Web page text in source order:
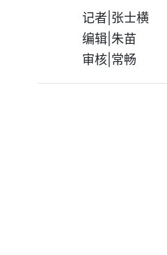
记者|张士横
编辑|朱苗
审核|常畅